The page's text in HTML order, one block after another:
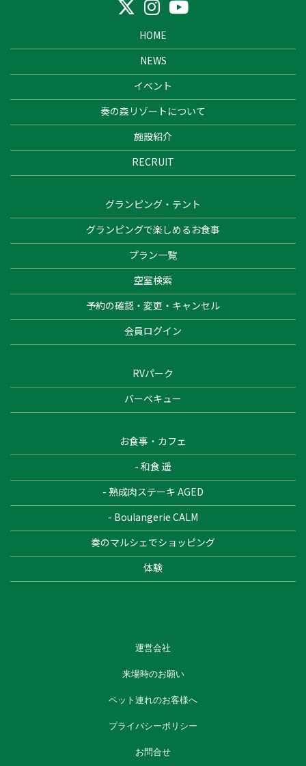
HOME
NEWS
イベント
奏の森リゾートについて
施設紹介
RECRUIT
グランピング・テント
グランピングで楽しめるお食事
プラン一覧
空室検索
予約の確認・変更・キャンセル
会員ログイン
RVパーク
バーベキュー
お食事・カフェ
- 和食 遥
- 熟成肉ステーキ AGED
- Boulangerie CALM
奏のマルシェでショッピング
体験
運営会社
来場時のお願い
ペット連れのお客様へ
プライバシーポリシー
お問合せ